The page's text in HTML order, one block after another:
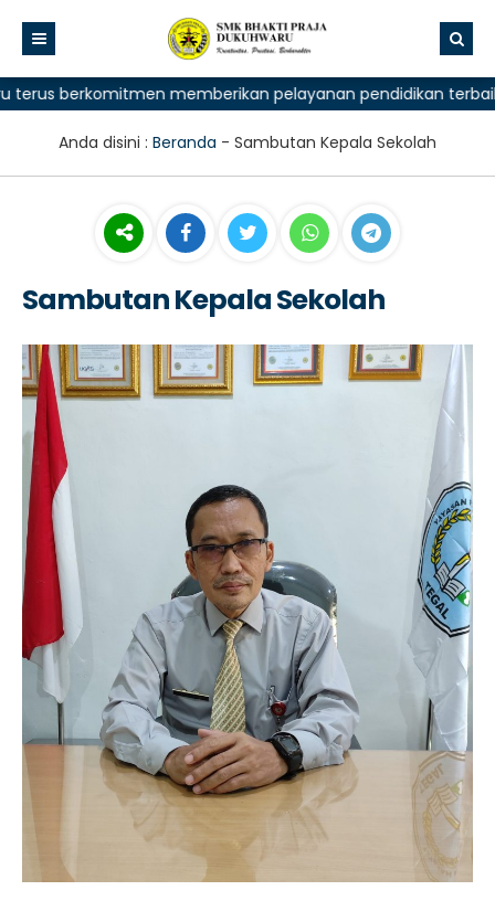
berkomitmen memberikan pelayanan pendidikan terbaik
Anda disini : Beranda - Sambutan Kepala Sekolah
Sambutan Kepala Sekolah